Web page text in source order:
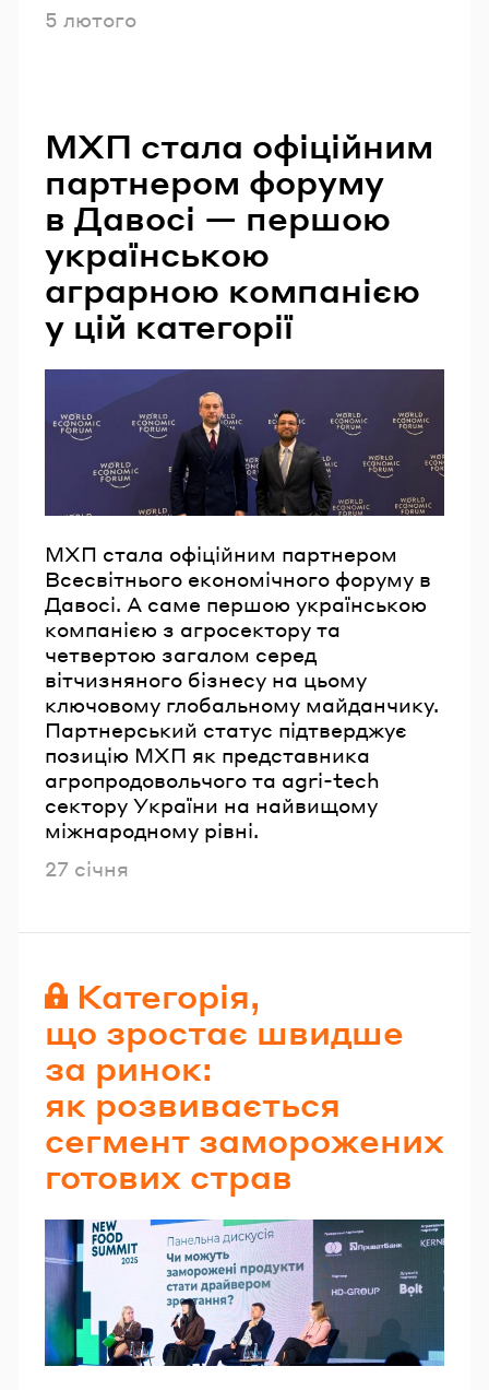
Опубліковано
5 лютого
МХП стала офіційним
партнером форуму
в Давосі — першою
українською
аграрною компанією
у цій категорії
МХП стала офіційним партнером
Всесвітнього економічного форуму в
Давосі. А саме першою українською
компанією з агросектору та
четвертою загалом серед
вітчизняного бізнесу на цьому
ключовому глобальному майданчику.
Партнерський статус підтверджує
позицію МХП як представника
агропродовольчого та agri-tech
сектору України на найвищому
міжнародному рівні.
Опубліковано
27 січня
Категорія,
що зростає швидше
за ринок:
як розвивається
сегмент заморожених
готових страв